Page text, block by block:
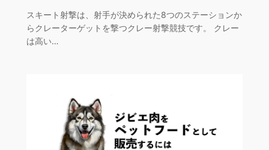
スキート射撃は、射手が決められた8つのステーションか
らクレーターゲットを撃つクレー射撃競技です。 クレー
は高い…